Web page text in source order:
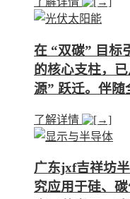
在 “双碳” 目标
的核心支柱，
源” 跃迁。伴随
了解详情
广东jxf吉祥坊
究应用于硅、